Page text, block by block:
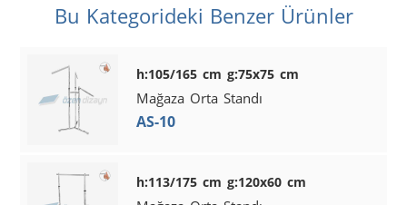
Bu Kategorideki Benzer Ürünler
h:105/165 cm g:75x75 cm
Mağaza Orta Standı
AS-10
h:113/175 cm g:120x60 cm